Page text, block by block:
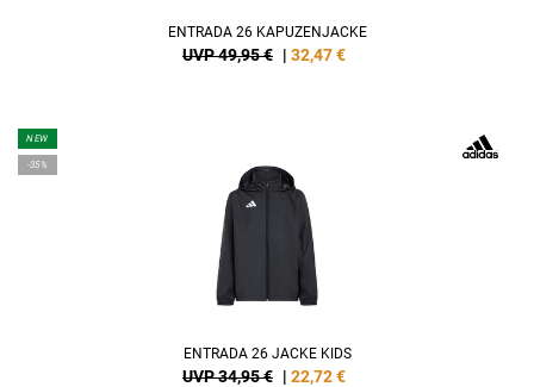
ENTRADA 26 KAPUZENJACKE
UVP 49,95 € | 32,47€
NEW
-35%
ENTRADA 26 JACKE KIDS
UVP 34,95 € | 22,72€